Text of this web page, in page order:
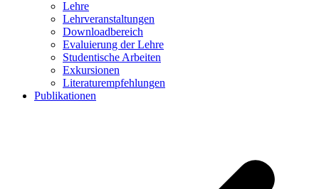
Lehre
Lehrveranstaltungen
Downloadbereich
Evaluierung der Lehre
Studentische Arbeiten
Exkursionen
Literaturempfehlungen
Publikationen